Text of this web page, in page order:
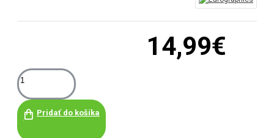
14,99€
Pridať do košíka